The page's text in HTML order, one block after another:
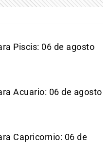
Piscis: 06 de agosto
Acuario: 06 de agosto
Capricornio: 06 de